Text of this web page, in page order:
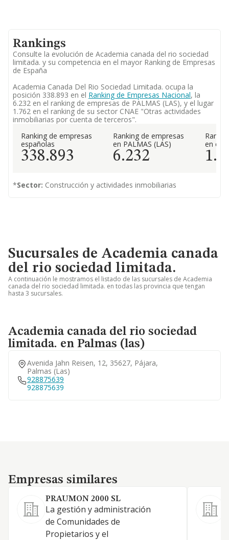
Rankings
Consulte la evolución de Academia canada del rio sociedad
limitada. y su competencia en el mayor Ranking de Empresas
de España
Academia Canada Del Rio Sociedad Limitada. ocupa la
posición 338.893 en el Ranking de Empresas Nacional, la
6.232 en el ranking de empresas de PALMAS (LAS), y el lugar
1.762 en el ranking de su sector CNAE "Otras actividades
inmobiliarias por cuenta de terceros".
Ranking de empresas
españolas
338.893
Ranking de empresas
en PALMAS (LAS)
6.232
en el
*Sector: Construcción y actividades inmobiliarias
Sucursales de Academia canada
del rio sociedad limitada.
A continuación le mostramos el listado de las sucursales de Academia
canada del rio sociedad limitada. en todas las provincia que tengan
hasta 3 sucursales.
Academia canada del rio sociedad
limitada. en Palmas (las)
Avenida Jahn Reisen, 12, 35627, Pájara,
Palmas (las)
928875639
928875639
Empresas similares
Empresas similares
PRAUMON 2000 SL
La gestión y administración
de Comunidades de
Propietarios y el